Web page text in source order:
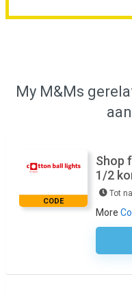
My M&Ms
CODE
Shop
1/2
Tot
More